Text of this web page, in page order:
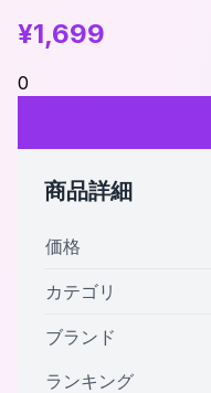
¥1,699
0
商品詳細
価格
カテゴリ
ブランド
ランキング